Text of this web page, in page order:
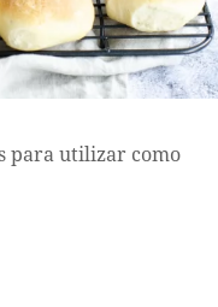
para utilizar como